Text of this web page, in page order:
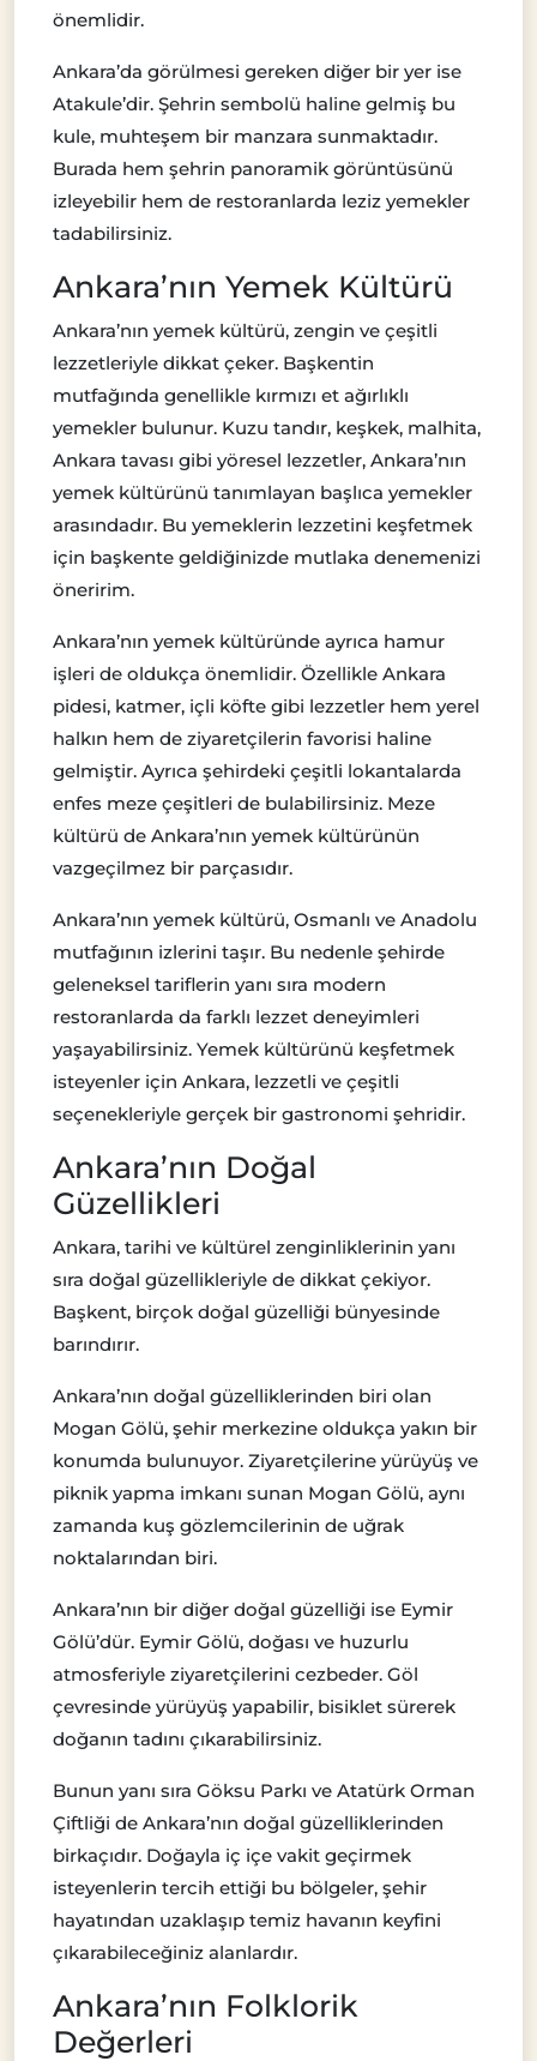
önemlidir.
Ankara’da görülmesi gereken diğer bir yer ise
Atakule’dir. Şehrin sembolü haline gelmiş bu
kule, muhteşem bir manzara sunmaktadır.
Burada hem şehrin panoramik görüntüsünü
izleyebilir hem de restoranlarda leziz yemekler
tadabilirsiniz.
Ankara’nın Yemek Kültürü
Ankara’nın yemek kültürü, zengin ve çeşitli
lezzetleriyle dikkat çeker. Başkentin
mutfağında genellikle kırmızı et ağırlıklı
yemekler bulunur. Kuzu tandır, keşkek, malhita,
Ankara tavası gibi yöresel lezzetler, Ankara’nın
yemek kültürünü tanımlayan başlıca yemekler
arasındadır. Bu yemeklerin lezzetini keşfetmek
için başkente geldiğinizde mutlaka denemenizi
öneririm.
Ankara’nın yemek kültüründe ayrıca hamur
işleri de oldukça önemlidir. Özellikle Ankara
pidesi, katmer, içli köfte gibi lezzetler hem yerel
halkın hem de ziyaretçilerin favorisi haline
gelmiştir. Ayrıca şehirdeki çeşitli lokantalarda
enfes meze çeşitleri de bulabilirsiniz. Meze
kültürü de Ankara’nın yemek kültürünün
vazgeçilmez bir parçasıdır.
Ankara’nın yemek kültürü, Osmanlı ve Anadolu
mutfağının izlerini taşır. Bu nedenle şehirde
geleneksel tariflerin yanı sıra modern
restoranlarda da farklı lezzet deneyimleri
yaşayabilirsiniz. Yemek kültürünü keşfetmek
isteyenler için Ankara, lezzetli ve çeşitli
seçenekleriyle gerçek bir gastronomi şehridir.
Ankara’nın Doğal
Güzellikleri
Ankara, tarihi ve kültürel zenginliklerinin yanı
sıra doğal güzellikleriyle de dikkat çekiyor.
Başkent, birçok doğal güzelliği bünyesinde
barındırır.
Ankara’nın doğal güzelliklerinden biri olan
Mogan Gölü, şehir merkezine oldukça yakın bir
konumda bulunuyor. Ziyaretçilerine yürüyüş ve
piknik yapma imkanı sunan Mogan Gölü, aynı
zamanda kuş gözlemcilerinin de uğrak
noktalarından biri.
Ankara’nın bir diğer doğal güzelliği ise Eymir
Gölü’dür. Eymir Gölü, doğası ve huzurlu
atmosferiyle ziyaretçilerini cezbeder. Göl
çevresinde yürüyüş yapabilir, bisiklet sürerek
doğanın tadını çıkarabilirsiniz.
Bunun yanı sıra Göksu Parkı ve Atatürk Orman
Çiftliği de Ankara’nın doğal güzelliklerinden
birkaçıdır. Doğayla iç içe vakit geçirmek
isteyenlerin tercih ettiği bu bölgeler, şehir
hayatından uzaklaşıp temiz havanın keyfini
çıkarabileceğiniz alanlardır.
Ankara’nın Folklorik
Değerleri